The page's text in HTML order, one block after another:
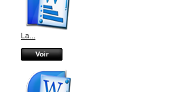
La...
Voir